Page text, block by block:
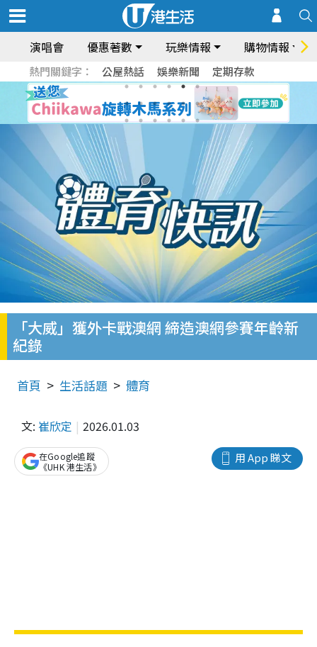
演唱會 優惠著數 玩樂情報 購物情報
熱門關鍵字： 公屋熱話 娛樂新聞 定期存款
「大威」獲外卡戰澳網 締造澳網參賽年齡新
紀錄
首頁 生活話題 體育
文: 崔欣定 2026.01.03
用 App 睇文
在Google追蹤
《UHK 港生活》